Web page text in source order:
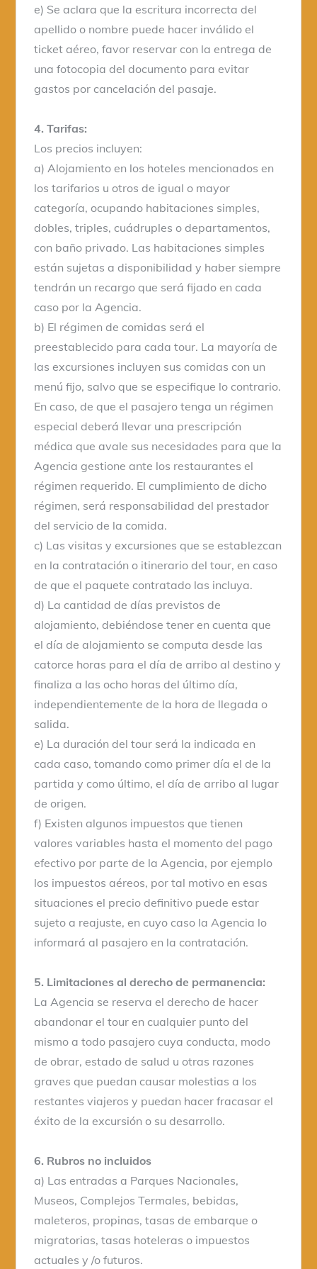
e) Se aclara que la escritura incorrecta del
apellido o nombre puede hacer inválido el
ticket aéreo, favor reservar con la entrega de
una fotocopia del documento para evitar
gastos por cancelación del pasaje.
4. Tarifas:
Los precios incluyen:
a) Alojamiento en los hoteles mencionados en
los tarifarios u otros de igual o mayor
categoría, ocupando habitaciones simples,
dobles, triples, cuádruples o departamentos,
con baño privado. Las habitaciones simples
están sujetas a disponibilidad y haber siempre
tendrán un recargo que será fijado en cada
caso por la Agencia.
b) El régimen de comidas será el
preestablecido para cada tour. La mayoría de
las excursiones incluyen sus comidas con un
menú fijo, salvo que se especifique lo contrario.
En caso, de que el pasajero tenga un régimen
especial deberá llevar una prescripción
médica que avale sus necesidades para que la
Agencia gestione ante los restaurantes el
régimen requerido. El cumplimiento de dicho
régimen, será responsabilidad del prestador
del servicio de la comida.
c) Las visitas y excursiones que se establezcan
en la contratación o itinerario del tour, en caso
de que el paquete contratado las incluya.
d) La cantidad de días previstos de
alojamiento, debiéndose tener en cuenta que
el día de alojamiento se computa desde las
catorce horas para el día de arribo al destino y
finaliza a las ocho horas del último día,
independientemente de la hora de llegada o
salida.
e) La duración del tour será la indicada en
cada caso, tomando como primer día el de la
partida y como último, el día de arribo al lugar
de origen.
f) Existen algunos impuestos que tienen
valores variables hasta el momento del pago
efectivo por parte de la Agencia, por ejemplo
los impuestos aéreos, por tal motivo en esas
situaciones el precio definitivo puede estar
sujeto a reajuste, en cuyo caso la Agencia lo
informará al pasajero en la contratación.
5. Limitaciones al derecho de permanencia:
La Agencia se reserva el derecho de hacer
abandonar el tour en cualquier punto del
mismo a todo pasajero cuya conducta, modo
de obrar, estado de salud u otras razones
graves que puedan causar molestias a los
restantes viajeros y puedan hacer fracasar el
éxito de la excursión o su desarrollo.
6. Rubros no incluidos
a) Las entradas a Parques Nacionales,
Museos, Complejos Termales, bebidas,
maleteros, propinas, tasas de embarque o
migratorias, tasas hoteleras o impuestos
actuales y /o futuros.